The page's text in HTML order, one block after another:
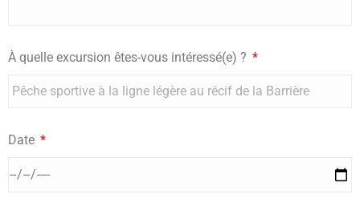
À quelle excursion êtes-vous intéressé(e) ?
Date